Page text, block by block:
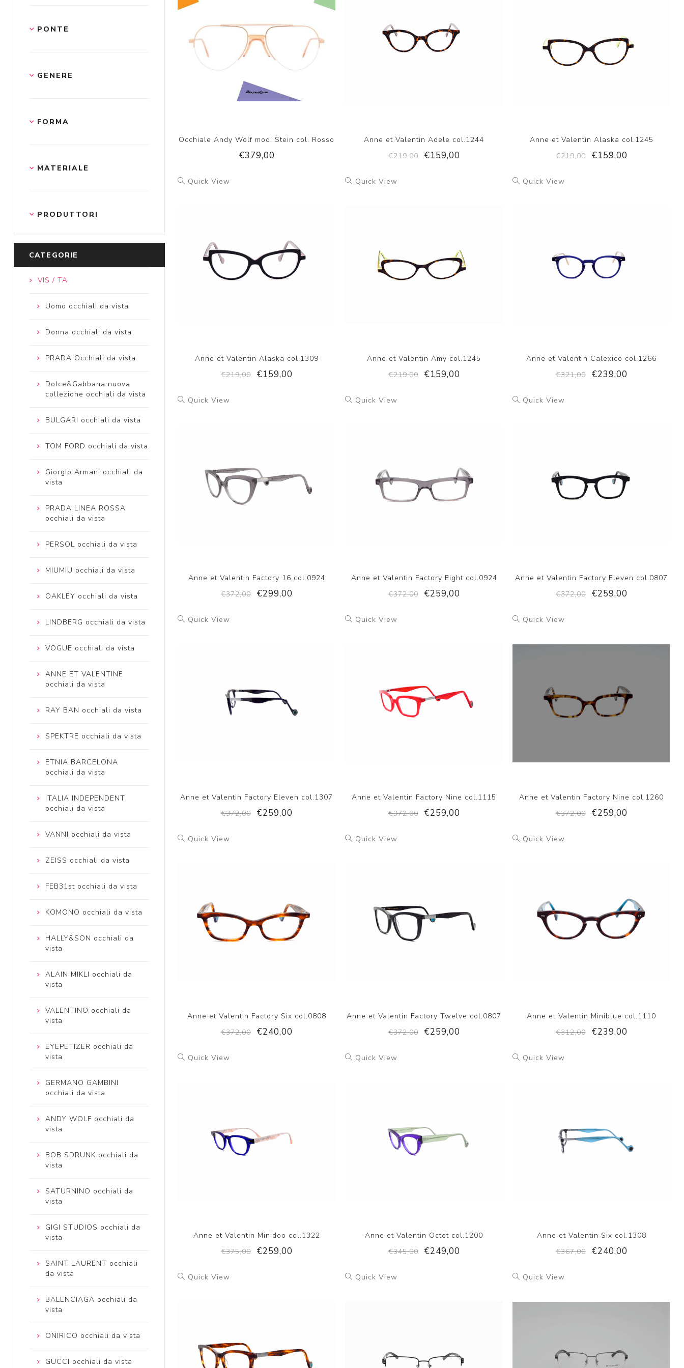
Occhiale Andy Wolf mod. Stein col. Rosso
€379,00
Anne et Valentin Adele col.1244
€219,00
€159,00
Anne et Valentin Alaska col.1245
€219,00
€159,00
Quick View
Anne et Valentin Alaska col.1309
€219,00
€159,00
Quick View
Anne et Valentin Amy col.1245
€219,00
€159,00
Quick View
Anne et Valentin Calexico col.1266
€321,00
€239,00
Quick View
Anne et Valentin Factory 16 col.0924
€372,00
€299,00
Quick View
Anne et Valentin Factory Eight col.0924
€372,00
€259,00
Quick View
Anne et Valentin Factory Eleven col.0807
€372,00
€259,00
Quick View
Anne et Valentin Factory Eleven col.1307
€372,00
€259,00
Quick View
Anne et Valentin Factory Nine col.1115
€372,00
€259,00
Quick View
Anne et Valentin Factory Nine col.1260
€372,00
€259,00
Quick View
Anne et Valentin Factory Six col.0808
€372,00
€240,00
Quick View
Anne et Valentin Factory Twelve col.0807
€372,00
€259,00
Quick View
Anne et Valentin Miniblue col.1110
€312,00
€239,00
Quick View
Anne et Valentin Minidoo col.1322
€375,00
€259,00
Quick View
Anne et Valentin Octet col.1200
€345,00
€249,00
Quick View
Anne et Valentin Six col.1308
€367,00
€240,00
Quick View Quick View Quick View
PONTE
GENERE
FORMA
MATERIALE
PRODUTTORI
CATEGORIE
VIS / TA
Uomo occhiali da vista
Donna occhiali da vista
PRADA Occhiali da vista
Dolce&Gabbana nuova
collezione occhiali da vista
BULGARI occhiali da vista
TOM FORD occhiali da vista
Giorgio Armani occhiali da
vista
PRADA LINEA ROSSA
occhiali da vista
PERSOL occhiali da vista
MIUMIU occhiali da vista
OAKLEY occhiali da vista
LINDBERG occhiali da vista
VOGUE occhiali da vista
ANNE ET VALENTINE
occhiali da vista
RAY BAN occhiali da vista
SPEKTRE occhiali da vista
ETNIA BARCELONA
occhiali da vista
ITALIA INDEPENDENT
occhiali da vista
VANNI occhiali da vista
ZEISS occhiali da vista
FEB31st occhiali da vista
KOMONO occhiali da vista
HALLY&SON occhiali da
vista
ALAIN MIKLI occhiali da
vista
VALENTINO occhiali da
vista
EYEPETIZER occhiali da
vista
GERMANO GAMBINI
occhiali da vista
ANDY WOLF occhiali da
vista
BOB SDRUNK occhiali da
vista
SATURNINO occhiali da
vista
GIGI STUDIOS occhiali da
vista
SAINT LAURENT occhiali
da vista
BALENCIAGA occhiali da
vista
ONIRICO occhiali da vista
GUCCI occhiali da vista